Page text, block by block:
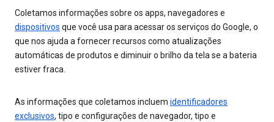
Coletamos informações sobre os apps, navegadores e
dispositivos que você usa para acessar os serviços do Google, o
que nos ajuda a fornecer recursos como atualizações
automáticas de produtos e diminuir o brilho da tela se a bateria
estiver fraca.
As informações que coletamos incluem identificadores
exclusivos, tipo e configurações de navegador, tipo e